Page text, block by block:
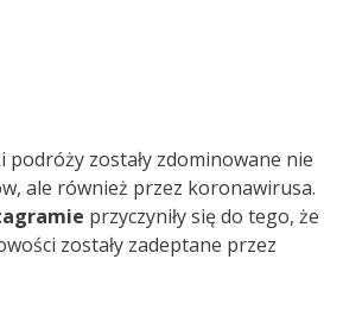
zostały zdominowane nie
ale również przez koronawirusa.
przyczyniły się do tego, że
zostały zadeptane przez